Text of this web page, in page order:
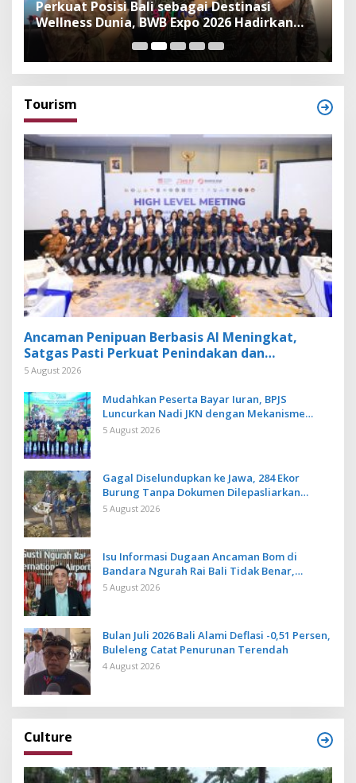
Perkuat Posisi Bali sebagai Destinasi
Wellness Dunia, BWB Expo 2026 Hadirkan
Exhibitor Nasional dan Global
Tourism
Ancaman Penipuan Berbasis AI Meningkat,
Satgas Pasti Perkuat Penindakan dan
Pengembangan Aplikasi Anti Penipuan
5 August 2026
Mudahkan Peserta Bayar Iuran, BPJS
Luncurkan Nadi JKN dengan Mekanisme
Menabung
5 August 2026
Gagal Diselundupkan ke Jawa, 284 Ekor
Burung Tanpa Dokumen Dilepasliarkan
Cegah Ancaman Penyakit
5 August 2026
Isu Informasi Dugaan Ancaman Bom di
Bandara Ngurah Rai Bali Tidak Benar,
Operasional Penerbangan Lancar
5 August 2026
Bulan Juli 2026 Bali Alami Deflasi -0,51 Persen,
Buleleng Catat Penurunan Terendah
4 August 2026
Culture